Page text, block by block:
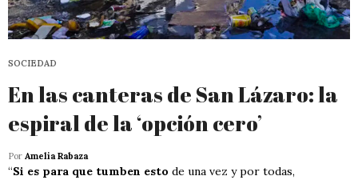
SOCIEDAD
En las canteras de San Lázaro: la
espiral de la ‘opción cero’
Por Amelia Rabaza
“Si es para que tumben esto de una vez y por todas,